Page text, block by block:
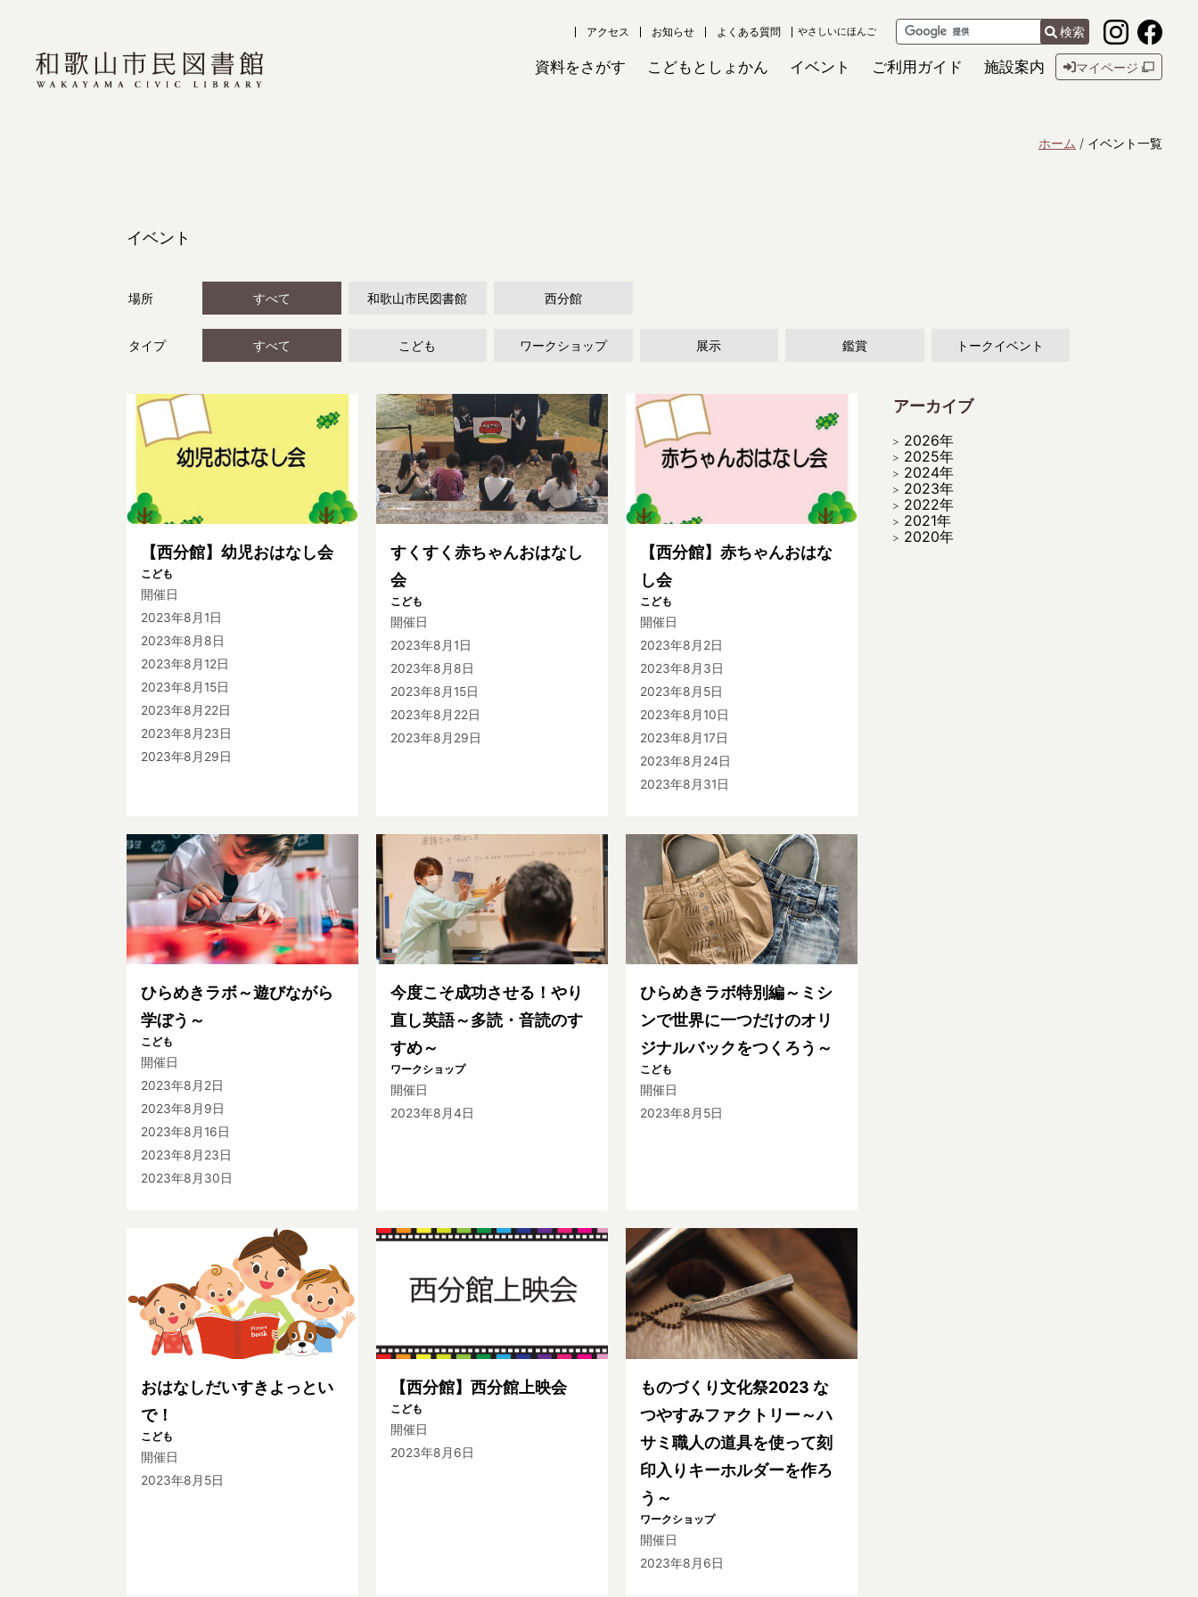
アクセス お知らせ よくある質問 やさしいにほんご 検索
資料をさがす こどもとしょかん イベント ご利用ガイド 施設案内 マイページ
ホーム イベント一覧
イベント
場所 すべて 和歌山市民図書館 西分館
タイプ すべて こども ワークショップ 展示 鑑賞 トークイベント
【西分館】幼児おはなし会
こども
開催日
2023年8月1日
2023年8月8日
2023年8月12日
2023年8月15日
2023年8月22日
2023年8月23日
2023年8月29日
すくすく赤ちゃんおはなし
会
こども
開催日
2023年8月1日
2023年8月8日
2023年8月15日
2023年8月22日
2023年8月29日
【西分館】赤ちゃんおはな
し会
こども
開催日
2023年8月2日
2023年8月3日
2023年8月5日
2023年8月10日
2023年8月17日
2023年8月24日
2023年8月31日
ひらめきラボ～遊びながら
学ぼう～
こども
開催日
2023年8月2日
2023年8月9日
2023年8月16日
2023年8月23日
2023年8月30日
今度こそ成功させる！やり
直し英語～多読・音読のす
すめ～
ワークショップ
開催日
2023年8月4日
ひらめきラボ特別編～ミシ
ンで世界に一つだけのオリ
ジナルバックをつくろう～
こども
開催日
2023年8月5日
おはなしだいすきよっとい
で！
こども
開催日
2023年8月5日
【西分館】西分館上映会
こども
開催日
2023年8月6日
ものづくり文化祭2023 な
つやすみファクトリー～ハ
サミ職人の道具を使って刻
印入りキーホルダーを作ろ
う～
ワークショップ
開催日
2023年8月6日
アーカイブ
2026年
2025年
2024年
2023年
2022年
2021年
2020年